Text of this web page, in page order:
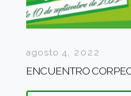
agosto 4, 2022
ENCUENTRO